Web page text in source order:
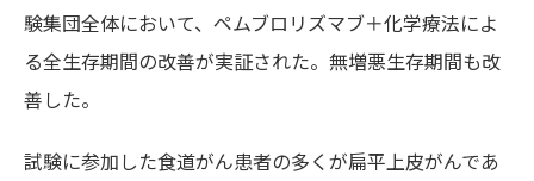
験集団全体において、ペムブロリズマブ＋化学療法によ
る全生存期間の改善が実証された。無増悪生存期間も改
善した。
試験に参加した食道がん患者の多くが扁平上皮がんであ